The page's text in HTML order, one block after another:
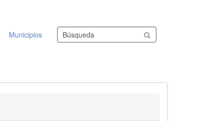
Municipios Buscar conjuntos de datos